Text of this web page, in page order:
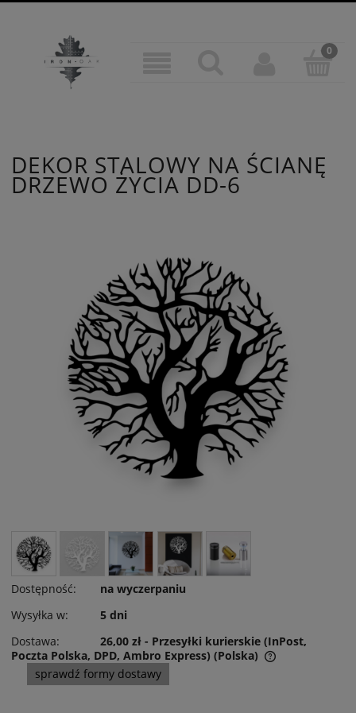
DEKOR STALOWY NA ŚCIANĘ
DRZEWO ŻYCIA DD-6
Dostępność:
na wyczerpaniu
Wysyłka w:
5 dni
Dostawa:
26,00 zł - Przesyłki kurierskie (InPost,
Poczta Polska, DPD, Ambro Express) (Polska)
Cena nie zawiera ewentualnych kosztów płatności
sprawdź formy dostawy